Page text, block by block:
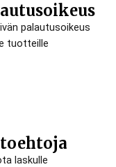
palautusoikeus
tuotteille
laskulle